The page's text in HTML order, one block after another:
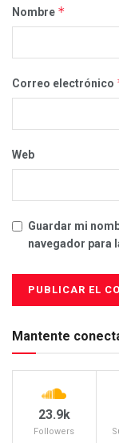
Nombre *
Correo electrónico
Web
Guardar mi
navegador para
Mantente
23.9k
Followers